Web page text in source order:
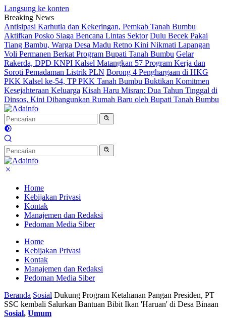
Langsung ke konten
Breaking News
Antisipasi Karhutla dan Kekeringan, Pemkab Tanah Bumbu
Aktifkan Posko Siaga Bencana Lintas Sektor Dulu Becek Pakai
Tiang Bambu, Warga Desa Madu Retno Kini Nikmati Lapangan
Voli Permanen Berkat Program Bupati Tanah Bumbu Gelar
Rakerda, DPD KNPI Kalsel Matangkan 57 Program Kerja dan
Soroti Pemadaman Listrik PLN Borong 4 Penghargaan di HKG
PKK Kalsel ke-54, TP PKK Tanah Bumbu Buktikan Komitmen
Kesejahteraan Keluarga Kisah Haru Misran: Dua Tahun Tinggal di
Dinsos, Kini Dibangunkan Rumah Baru oleh Bupati Tanah Bumbu
Home
Kebijakan Privasi
Kontak
Manajemen dan Redaksi
Pedoman Media Siber
Home
Kebijakan Privasi
Kontak
Manajemen dan Redaksi
Pedoman Media Siber
Beranda Sosial Dukung Program Ketahanan Pangan Presiden, PT
SSC kembali Salurkan Bantuan Bibit Ikan 'Haruan' di Desa Binaan
Sosial, Umum